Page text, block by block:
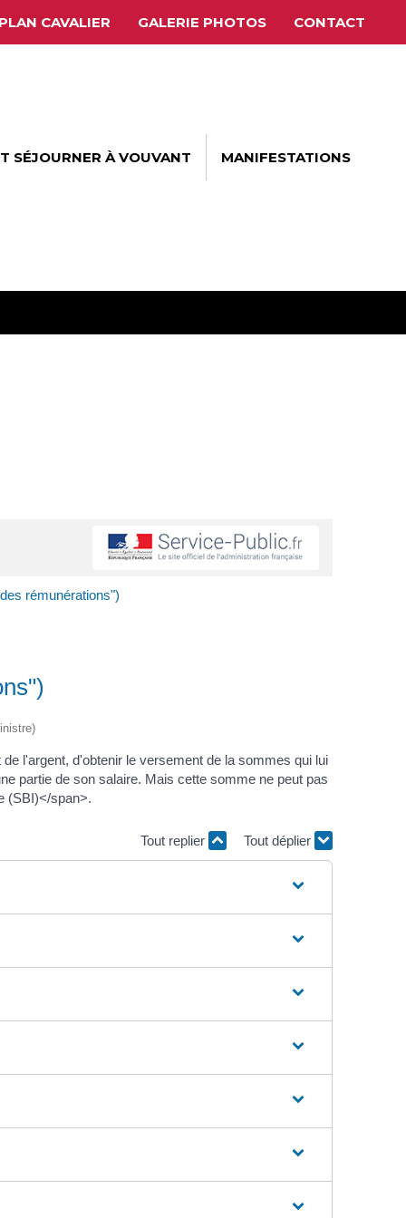
PLAN CAVALIER GALERIE PHOTOS CONTACT
SÉJOURNER À VOUVANT MANIFESTATIONS
rémunérations")
l'argent, d'obtenir le versement de la sommes qui lui
partie de son salaire. Mais cette somme ne peut pas
(SBI)</span>.
Tout replier Tout déplier